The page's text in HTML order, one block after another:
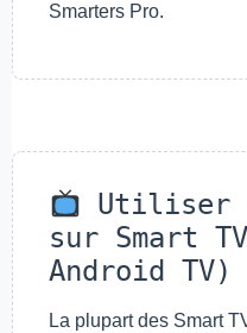
Smarters Pro.
Utiliser
sur Smart
Android TV)
La plupart des Smart